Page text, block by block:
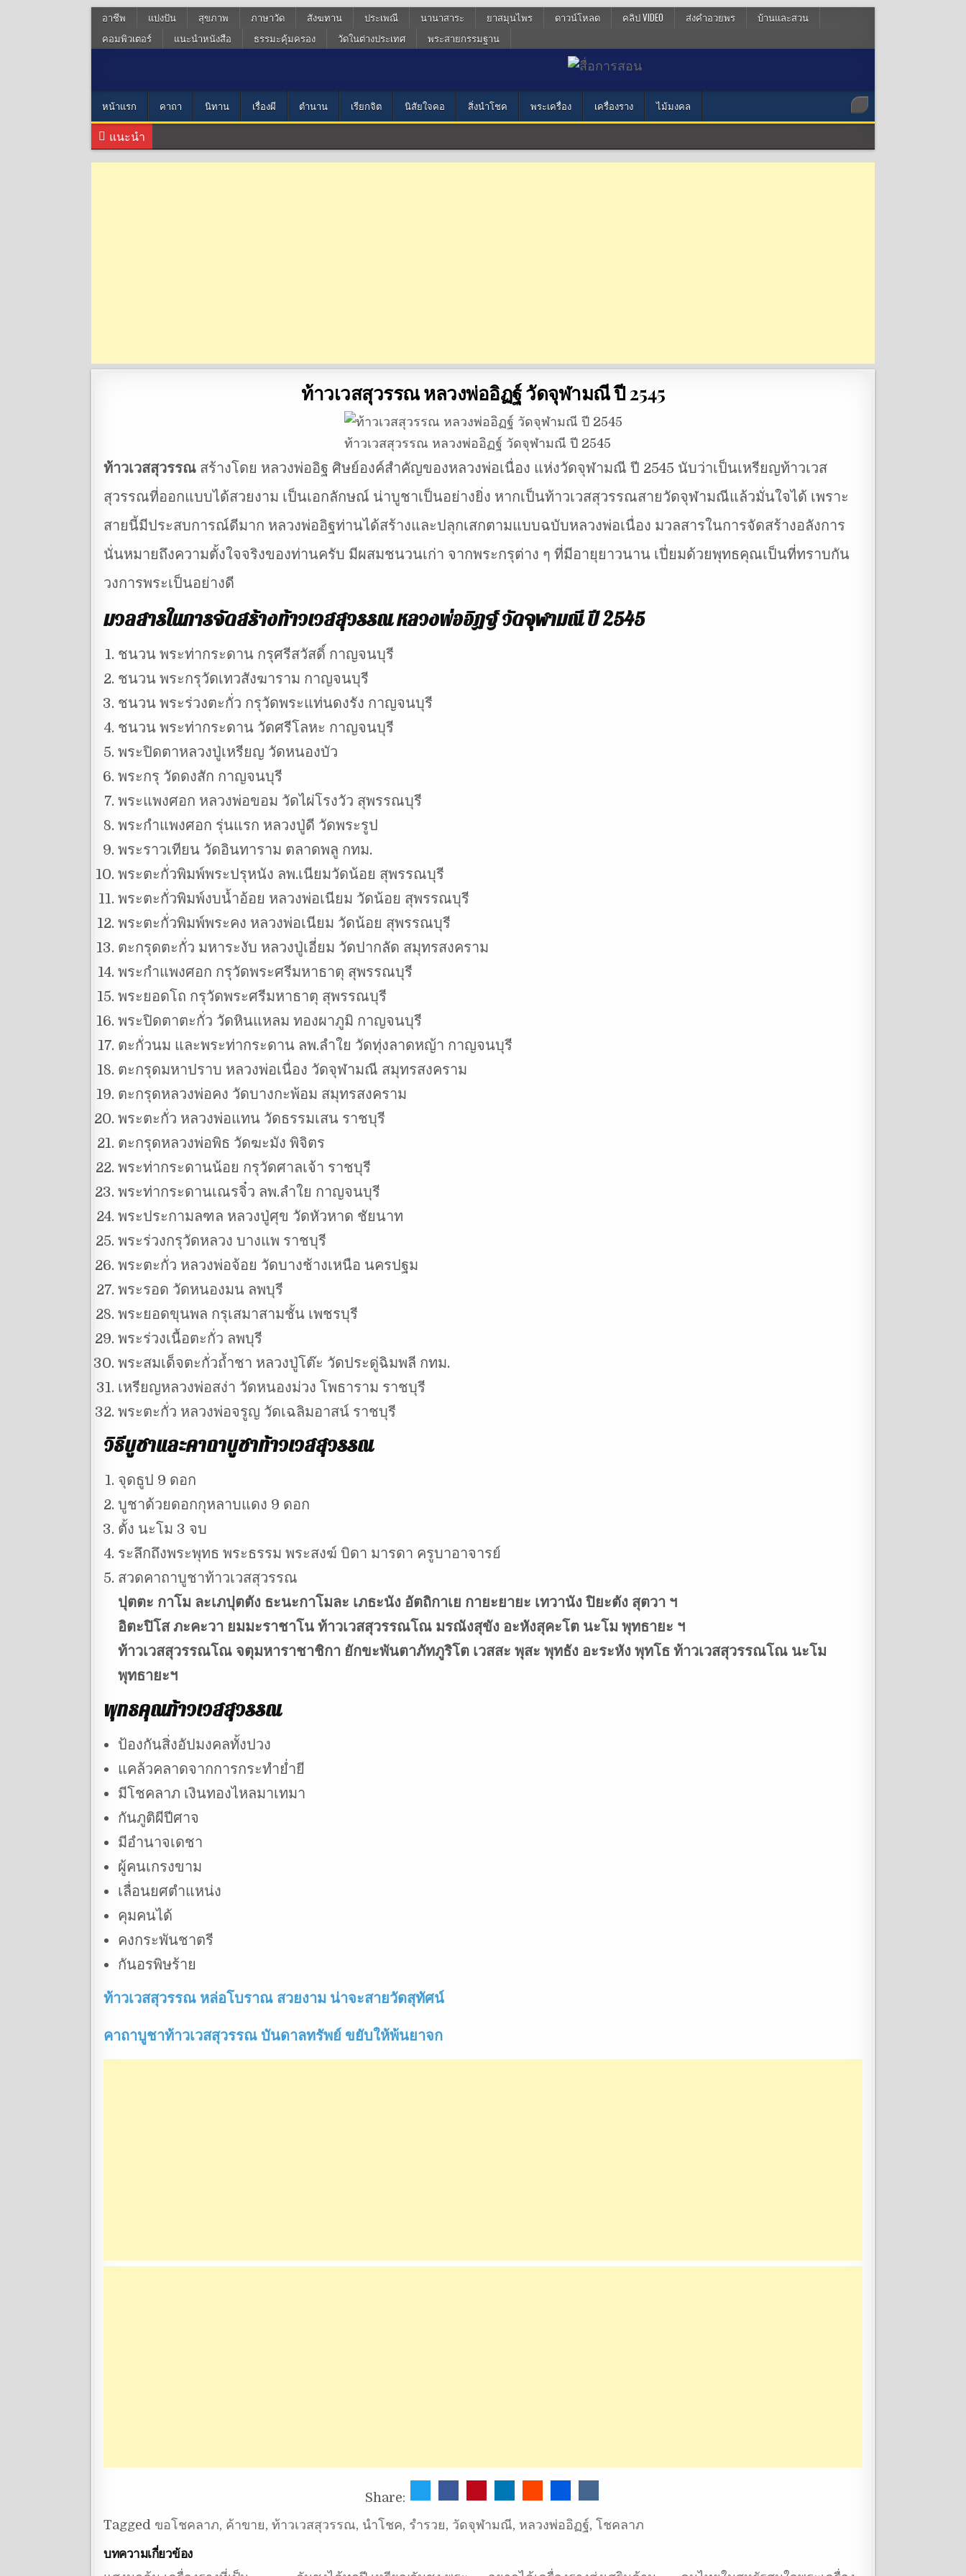
อาชีพ แบ่งปัน สุขภาพ ภาษาวัด สังฆทาน ประเพณี นานาสาระ ยาสมุนไพร ดาวน์โหลด คลิป VIDEO ส่งคำอวยพร
บ้านและสวน
คอมพิวเตอร์
แนะนำหนังสือ ธรรมะคุ้มครอง วัดในต่างประเทศ พระสายกรรมฐาน
หน้าแรก คาถา นิทาน เรื่องผี ตำนาน เรียกจิต นิสัยใจคอ สิ่งนำโชค พระเครื่อง เครื่องราง ไม้มงคล
แนะนำ
ท้าวเวสสุวรรณ หลวงพ่ออิฏฐ์ วัดจุฬามณี ปี 2545
ท้าวเวสสุวรรณ หลวงพ่ออิฏฐ์ วัดจุฬามณี ปี 2545
ท้าวเวสสุวรรณ สร้างโดย หลวงพ่ออิฐ ศิษย์องค์สำคัญของหลวงพ่อเนื่อง แห่งวัดจุฬามณี ปี 2545 นับว่าเป็นเหรียญท้าวเวส
สุวรรณที่ออกแบบได้สวยงาม เป็นเอกลักษณ์ น่าบูชาเป็นอย่างยิ่ง หากเป็นท้าวเวสสุวรรณสายวัดจุฬามณีแล้วมั่นใจได้ เพราะ
สายนี้มีประสบการณ์ดีมาก หลวงพ่ออิฐท่านได้สร้างและปลุกเสกตามแบบฉบับหลวงพ่อเนื่อง มวลสารในการจัดสร้างอลังการ
นั่นหมายถึงความตั้งใจจริงของท่านครับ มีผสมชนวนเก่า จากพระกรุต่าง ๆ ที่มีอายุยาวนาน เปี่ยมด้วยพุทธคุณเป็นที่ทราบกัน
วงการพระเป็นอย่างดี
มวลสารในการจัดสร้างท้าวเวสสุวรรณ หลวงพ่ออิฏฐ์ วัดจุฬามณี ปี 2545
ชนวน พระท่ากระดาน กรุศรีสวัสดิ์ กาญจนบุรี
ชนวน พระกรุวัดเทวสังฆาราม กาญจนบุรี
ชนวน พระร่วงตะกั่ว กรุวัดพระแท่นดงรัง กาญจนบุรี
ชนวน พระท่ากระดาน วัดศรีโลหะ กาญจนบุรี
พระปิดตาหลวงปู่เหรียญ วัดหนองบัว
พระกรุ วัดดงสัก กาญจนบุรี
พระแพงศอก หลวงพ่อขอม วัดไผ่โรงวัว สุพรรณบุรี
พระกำแพงศอก รุ่นแรก หลวงปู่ดี วัดพระรูป
พระราวเทียน วัดอินทาราม ตลาดพลู กทม.
พระตะกั่วพิมพ์พระปรุหนัง ลพ.เนียมวัดน้อย สุพรรณบุรี
พระตะกั่วพิมพ์งบน้ำอ้อย หลวงพ่อเนียม วัดน้อย สุพรรณบุรี
พระตะกั่วพิมพ์พระคง หลวงพ่อเนียม วัดน้อย สุพรรณบุรี
ตะกรุดตะกั่ว มหาระงับ หลวงปู่เอี่ยม วัดปากลัด สมุทรสงคราม
พระกำแพงศอก กรุวัดพระศรีมหาธาตุ สุพรรณบุรี
พระยอดโถ กรุวัดพระศรีมหาธาตุ สุพรรณบุรี
พระปิดตาตะกั่ว วัดหินแหลม ทองผาภูมิ กาญจนบุรี
ตะกั่วนม และพระท่ากระดาน ลพ.ลำใย วัดทุ่งลาดหญ้า กาญจนบุรี
ตะกรุดมหาปราบ หลวงพ่อเนื่อง วัดจุฬามณี สมุทรสงคราม
ตะกรุดหลวงพ่อคง วัดบางกะพ้อม สมุทรสงคราม
พระตะกั่ว หลวงพ่อแทน วัดธรรมเสน ราชบุรี
ตะกรุดหลวงพ่อพิธ วัดฆะมัง พิจิตร
พระท่ากระดานน้อย กรุวัดศาลเจ้า ราชบุรี
พระท่ากระดานเณรจิ๋ว ลพ.ลำใย กาญจนบุรี
พระประกามลฑล หลวงปู่ศุข วัดหัวหาด ชัยนาท
พระร่วงกรุวัดหลวง บางแพ ราชบุรี
พระตะกั่ว หลวงพ่อจ้อย วัดบางช้างเหนือ นครปฐม
พระรอด วัดหนองมน ลพบุรี
พระยอดขุนพล กรุเสมาสามชั้น เพชรบุรี
พระร่วงเนื้อตะกั่ว ลพบุรี
พระสมเด็จตะกั่วถ้ำชา หลวงปู่โต๊ะ วัดประดู่ฉิมพลี กทม.
เหรียญหลวงพ่อสง่า วัดหนองม่วง โพธาราม ราชบุรี
พระตะกั่ว หลวงพ่อจรูญ วัดเฉลิมอาสน์ ราชบุรี
วิธีบูชาและคาถาบูชาท้าวเวสสุวรรณ
จุดธูป 9 ดอก
บูชาด้วยดอกกุหลาบแดง 9 ดอก
ตั้ง นะโม 3 จบ
ระลึกถึงพระพุทธ พระธรรม พระสงฆ์ บิดา มารดา ครูบาอาจารย์
สวดคาถาบูชาท้าวเวสสุวรรณ
ปุตตะ กาโม ละเภปุตตัง ธะนะกาโมละ เภธะนัง อัตถิกาเย กายะยายะ เทวานัง ปิยะตัง สุตวา ฯ
อิตะปิโส ภะคะวา ยมมะราชาโน ท้าวเวสสุวรรณโณ มรณังสุขัง อะหังสุคะโต นะโม พุทธายะ ฯ
ท้าวเวสสุวรรณโณ จตุมหาราชาชิกา ยักขะพันตาภัทภูริโต เวสสะ พุสะ พุทธัง อะระหัง พุทโธ ท้าวเวสสุวรรณโณ นะโม
พุทธายะฯ
พุทธคุณท้าวเวสสุวรรณ
ป้องกันสิ่งอัปมงคลทั้งปวง
แคล้วคลาดจากการกระทำย่ำยี
มีโชคลาภ เงินทองไหลมาเทมา
กันภูติผีปีศาจ
มีอำนาจเดชา
ผู้คนเกรงขาม
เลื่อนยศตำแหน่ง
คุมคนได้
คงกระพันชาตรี
กันอรพิษร้าย
ท้าวเวสสุวรรณ หล่อโบราณ สวยงาม น่าจะสายวัดสุทัศน์
คาถาบูชาท้าวเวสสุวรรณ บันดาลทรัพย์ ขยับให้พ้นยาจก
Share:
Tagged ขอโชคลาภ, ค้าขาย, ท้าวเวสสุวรรณ, นำโชค, รำรวย, วัดจุฬามณี, หลวงพ่ออิฏฐ์, โชคลาภ
บทความเกี่ยวข้อง